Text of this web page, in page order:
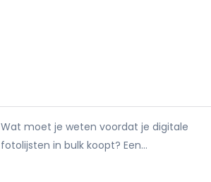
Wat moet je weten voordat je digitale
fotolijsten in bulk koopt? Een